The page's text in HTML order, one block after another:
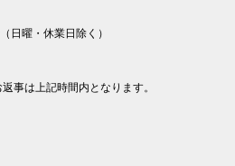
日曜・休業日除く）
事は上記時間内となります。